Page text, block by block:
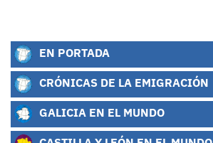
EN PORTADA
CRÓNICAS DE LA EMIGRACIÓN
GALICIA EN EL MUNDO